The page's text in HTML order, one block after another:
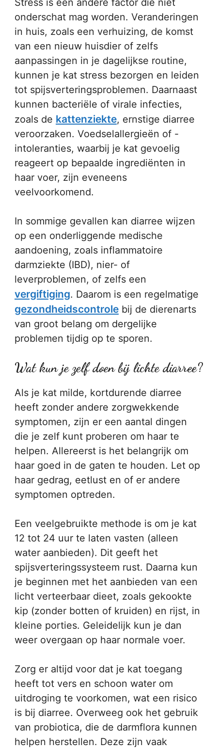
Stress is een andere factor die niet
onderschat mag worden. Veranderingen
in huis, zoals een verhuizing, de komst
van een nieuw huisdier of zelfs
aanpassingen in je dagelijkse routine,
kunnen je kat stress bezorgen en leiden
tot spijsverteringsproblemen. Daarnaast
kunnen bacteriële of virale infecties,
zoals de kattenziekte, ernstige diarree
veroorzaken. Voedselallergieën of -
intoleranties, waarbij je kat gevoelig
reageert op bepaalde ingrediënten in
haar voer, zijn eveneens
veelvoorkomend.
In sommige gevallen kan diarree wijzen
op een onderliggende medische
aandoening, zoals inflammatoire
darmziekte (IBD), nier- of
leverproblemen, of zelfs een
vergiftiging. Daarom is een regelmatige
gezondheidscontrole bij de dierenarts
van groot belang om dergelijke
problemen tijdig op te sporen.
Wat kun je zelf doen bij lichte diarree?
Als je kat milde, kortdurende diarree
heeft zonder andere zorgwekkende
symptomen, zijn er een aantal dingen
die je zelf kunt proberen om haar te
helpen. Allereerst is het belangrijk om
haar goed in de gaten te houden. Let op
haar gedrag, eetlust en of er andere
symptomen optreden.
Een veelgebruikte methode is om je kat
12 tot 24 uur te laten vasten (alleen
water aanbieden). Dit geeft het
spijsverteringssysteem rust. Daarna kun
je beginnen met het aanbieden van een
licht verteerbaar dieet, zoals gekookte
kip (zonder botten of kruiden) en rijst, in
kleine porties. Geleidelijk kun je dan
weer overgaan op haar normale voer.
Zorg er altijd voor dat je kat toegang
heeft tot vers en schoon water om
uitdroging te voorkomen, wat een risico
is bij diarree. Overweeg ook het gebruik
van probiotica, die de darmflora kunnen
helpen herstellen. Deze zijn vaak